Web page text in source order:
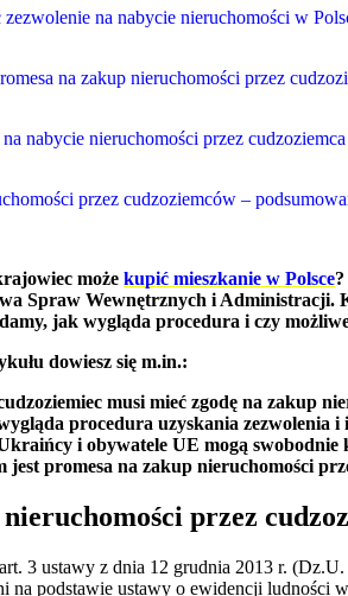
zezwolenie na nabycie nieruchomości w
na zakup nieruchomości przez
nabycie nieruchomości przez
przez cudzoziemców –
możekupić mieszkanie w Polsce
Spraw Wewnętrznych i Administracji.
jak wygląda procedura i czy
dowiesz się m.in.:
musi mieć zgodę na zakup
procedura uzyskania zezwolenia i
i obywatele UE mogą swobodnie
jest promesa na zakup nieruchomości
przez
3 ustawy z dnia 12 grudnia 2013 r.
na podstawie ustawy o ewidencji ludności